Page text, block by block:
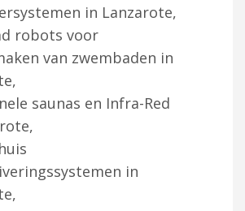
in Lanzarote,
robots voor
van zwembaden in
saunas en Infra-Red
in